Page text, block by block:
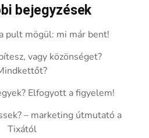
bejegyzések
pult mögül: mi már bent!
vagy közönséget?
Elfogyott a figyelem!
– marketing útmutató a
Tixától